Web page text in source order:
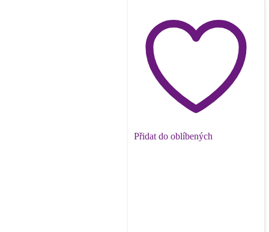
Přidat do oblíbených